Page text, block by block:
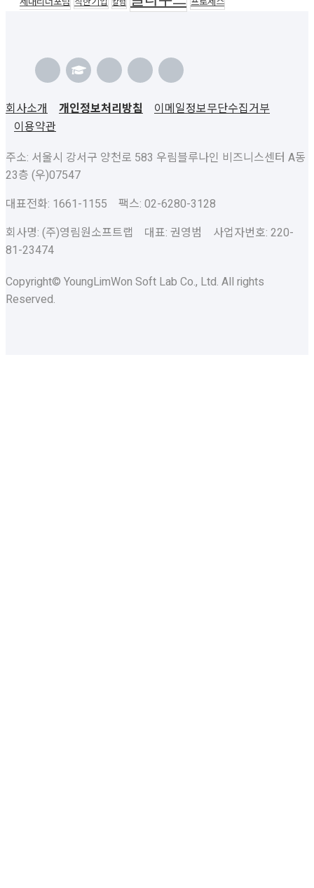
칼럼
회사소개 개인정보처리방침
이메일정보무단수집거부
이용약관
주소: 서울시 강서구 양천로 583 우림블루나인 비즈니스센터 A동
23층 (우)07547
대표전화: 1661-1155 팩스: 02-6280-3128
회사명: (주)영림원소프트랩 대표: 권영범 사업자번호: 220-
81-23474
Copyright© YoungLimWon Soft Lab Co., Ltd. All rights
Reserved.